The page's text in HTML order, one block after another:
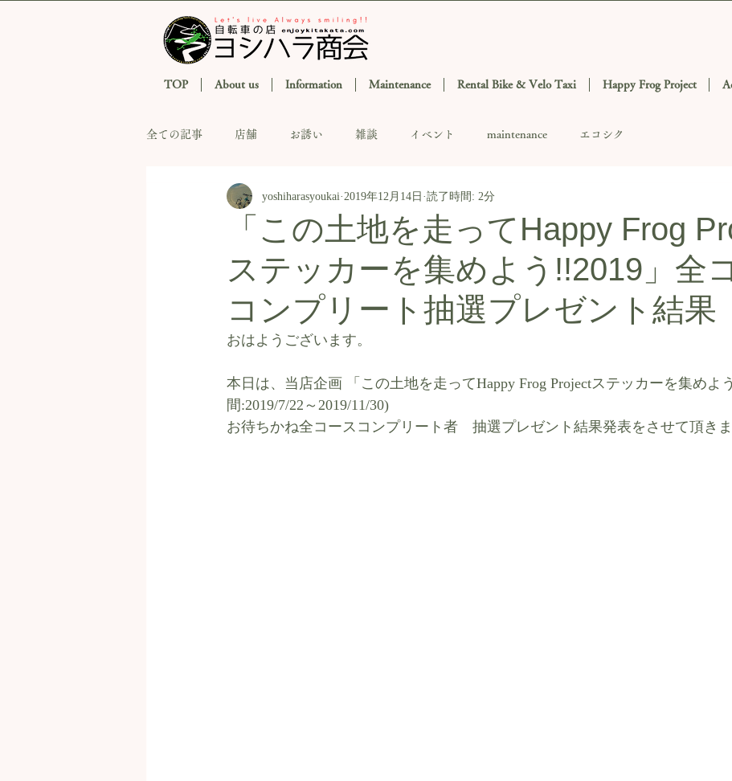
TOP About us Information Maintenance Rental Bike & Velo Taxi Happy Frog Project
全ての記事 店舗 お誘い 雑談 イベント maintenance エコシク
「この土地を走ってHappy Frog
ステッカーを集めよう!!2019」全
コンプリート抽選プレゼント結果
yoshiharasyoukai 2019年12月14日 読了時間: 2分
おはようございます。
本日は、当店企画 「この土地を走ってHappy Frog Projectステッカーを集めよ
間:2019/7/22～2019/11/30)
お待ちかね全コースコンプリート者　抽選プレゼント結果発表をさせて頂きま